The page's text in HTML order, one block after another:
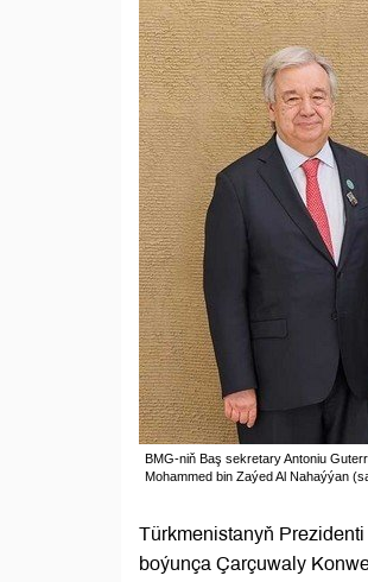
BMG-niň Baş sekretary Antoniu
Mohammed bin Zaýed Al Nahaýýan
Türkmenistanyň
boýunça Çarçuwaly